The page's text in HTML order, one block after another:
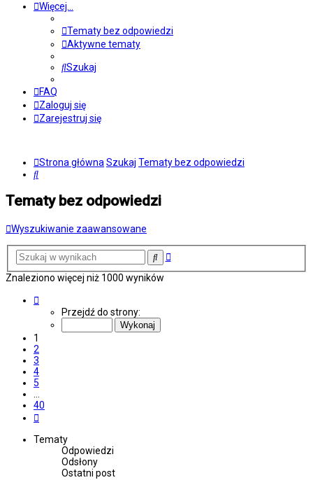
Więcej…
Tematy bez odpowiedzi
Aktywne tematy
Szukaj
FAQ
Zaloguj się
Zarejestruj się
Strona główna Szukaj Tematy bez odpowiedzi
Szukaj
Tematy bez odpowiedzi
Wyszukiwanie zaawansowane
SzukajWyszukiwanie
Znaleziono więcej niż 1000 wyników
Przejdź do strony:
1
2
3
4
5
…
40
Tematy
Odpowiedzi
Odsłony
Ostatni post